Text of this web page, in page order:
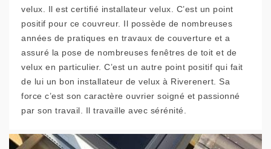
velux. Il est certifié installateur velux. C’est un point
positif pour ce couvreur. Il possède de nombreuses
années de pratiques en travaux de couverture et a
assuré la pose de nombreuses fenêtres de toit et de
velux en particulier. C’est un autre point positif qui fait
de lui un bon installateur de velux à Riverenert. Sa
force c’est son caractère ouvrier soigné et passionné
par son travail. Il travaille avec sérénité.